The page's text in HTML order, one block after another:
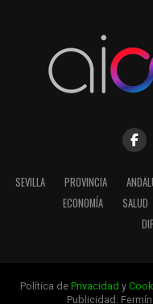
SEVILLA PROVINCIA
ECONOMÍA
SALUD
Política de Privacidad y
Publicidad: